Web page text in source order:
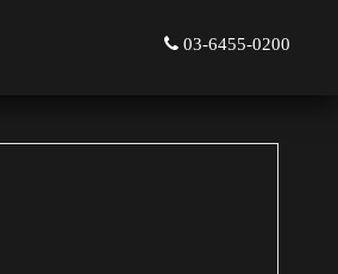
03-6455-0200